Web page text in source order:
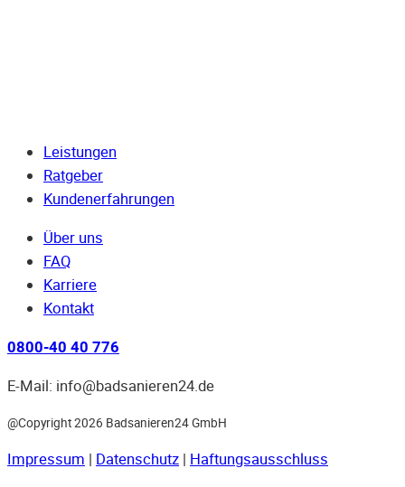
Leistungen
Ratgeber
Kundenerfahrungen
Über uns
FAQ
Karriere
Kontakt
0800-40 40 776
E-Mail: info@badsanieren24.de
@Copyright 2026 Badsanieren24 GmbH
Impressum | Datenschutz | Haftungsausschluss